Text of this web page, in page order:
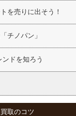
を売りに出そう！
チノパン」
ドを知ろう
取のコツ